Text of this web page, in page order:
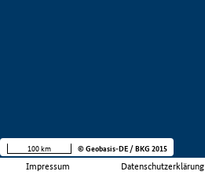
Impressum Datenschutzerklärung
100 km © Geobasis-DE / BKG 2015